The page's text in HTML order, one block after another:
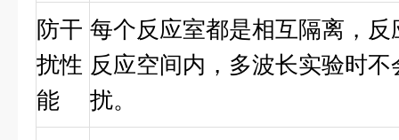
防干
扰性
能
每个反应室都是相互隔离，
反应空间内，多波长实验时
扰。